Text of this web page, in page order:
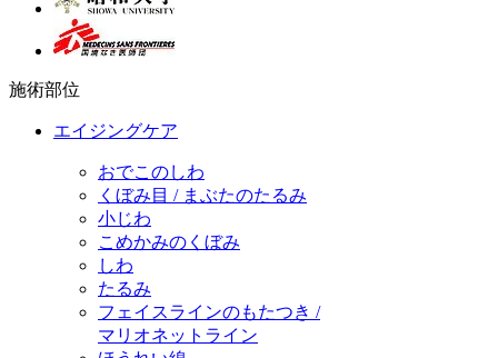
施術部位
エイジングケア
おでこのしわ
くぼみ目 / まぶたのたるみ
小じわ
こめかみのくぼみ
しわ
たるみ
フェイスラインのもたつき /
マリオネットライン